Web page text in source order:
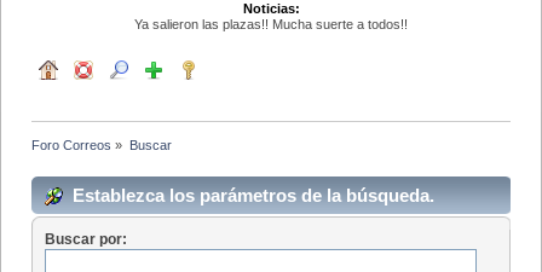
Noticias:
Ya salieron las plazas!! Mucha suerte a todos!!
Foro Correos » Buscar
Establezca los parámetros de la búsqueda.
Buscar por: